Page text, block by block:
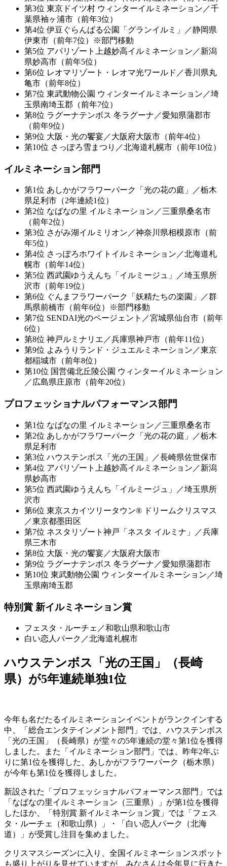
第3位 東京ドイツ村 ウィンターイルミネーション／千
葉県袖ヶ浦市（前年3位）
第4位 伊豆ぐらんぱる公園「グランイルミ」／静岡県
伊東市（前年7位）※部門移動
第5位 アパリゾート上越妙高イルミネーション／新潟
県妙高市（前年5位）
第6位 レオマリゾート・レオマ光ワールド／香川県丸
亀市（前年8位）
第7位 東武動物公園 ウィンターイルミネーション／埼
玉県南埼玉郡（前年7位）
第8位 ラグーナテンボス 冬ラグーナ／愛知県蒲郡市
（前年9位）
第9位 大阪・光の饗宴／大阪府大阪市（前年4位）
第10位 さっぽろ雪まつり／北海道札幌市（前年10位）
イルミネーション部門
第1位 あしかがフラワーパーク「光の花の庭」／栃木
県足利市（2年連続1位）
第2位 なばなの里 イルミネーション／三重県桑名市
（前年2位）
第3位 さがみ湖イルミリオン／神奈川県相模原市（前
年5位）
第4位 さっぽろホワイトイルミネーション／北海道札
幌市（前年14位）
第5位 西武園ゆうえんち「イルミージュ」／埼玉県所
沢市（前年19位）
第6位 ぐんまフラワーパーク「妖精たちの楽園」／群
馬県前橋市（前年6位）※部門移動
第7位 SENDAI光のページェント／宮城県仙台市（前年
6位）
第8位 神戸ルミナリエ／兵庫県神戸市（前年11位）
第9位 よみうりランド・ジュエルミネーション／東京
都稲城市（前年8位）
第10位 国営備北丘陵公園 ウィンターイルミネーション
／広島県庄原市（前年20位）
プロフェッショナルパフォーマンス部門
第1位 なばなの里 イルミネーション／三重県桑名市
第2位 あしかがフラワーパーク「光の花の庭」／栃木
県足利市
第3位 ハウステンボス「光の王国」／長崎県佐世保市
第4位 アパリゾート上越妙高イルミネーション／新潟
県妙高市
第5位 西武園ゆうえんち「イルミージュ」／埼玉県所
沢市
第6位 東京スカイツリータウン® ドリームクリスマス
／東京都墨田区
第7位 ネスタリゾート神戸「ネスタ イルミナ」／兵庫
県三木市
第8位 大阪・光の饗宴／大阪府大阪市
第9位 ラグーナテンボス 冬ラグーナ／愛知県蒲郡市
第10位 東武動物公園 ウィンターイルミネーション／埼
玉県南埼玉郡
特別賞 新イルミネーション賞
フェスタ・ルーチェ／和歌山県和歌山市
白い恋人パーク／北海道札幌市
ハウステンボス「光の王国」（長崎
県）が5年連続単独1位
今年も名だたるイルミネーションイベントがランクインする
中、「総合エンタテインメント部門」では、ハウステンボス
「光の王国」（長崎県）が堂々の5年連続の堂々第1位を獲得
しました。また「イルミネーション部門」では、昨年2年ぶ
りに第1位を獲得した、あしかがフラワーパーク（栃木県）
が今年も第1位を獲得しました。
新設された「プロフェッショナルパフォーマンス部門」では
「なばなの里イルミネーション（三重県）」が第1位を獲得
したほか、「特別賞 新イルミネーション賞」では「フェス
タ・ルーチェ（和歌山県）」・「白い恋人パーク（北海
道）」が受賞し注目を集めました。
クリスマスシーズンに入り、全国イルミネーションスポット
も盛り上がりを見せていますが、みなさんは今年見に行きた